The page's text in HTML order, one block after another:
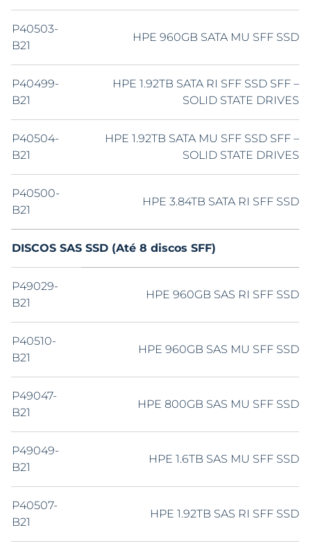
P40503-
B21
HPE 960GB SATA MU SFF SSD
P40499-
B21
HPE 1.92TB SATA RI SFF SSD SFF –
SOLID STATE DRIVES
P40504-
B21
HPE 1.92TB SATA MU SFF SSD SFF –
SOLID STATE DRIVES
P40500-
B21
HPE 3.84TB SATA RI SFF SSD
DISCOS SAS SSD (Até 8 discos SFF)
P49029-
B21
HPE 960GB SAS RI SFF SSD
P40510-
B21
HPE 960GB SAS MU SFF SSD
P49047-
B21
HPE 800GB SAS MU SFF SSD
P49049-
B21
HPE 1.6TB SAS MU SFF SSD
P40507-
B21
HPE 1.92TB SAS RI SFF SSD